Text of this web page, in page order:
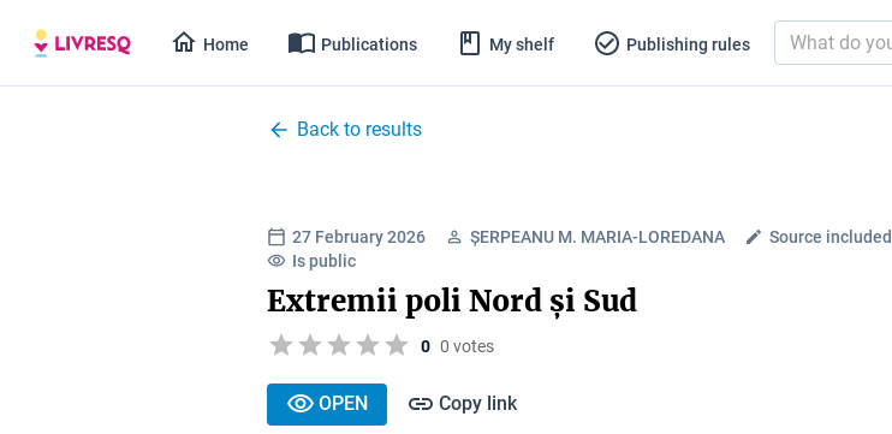
Home Publications My shelf Publishing rules
Back to results
27 February 2026 ȘERPEANU M. MARIA-LOREDANA
Source included
Is public
Extremii poli Nord și Sud
0 0 votes
OPEN Copy link